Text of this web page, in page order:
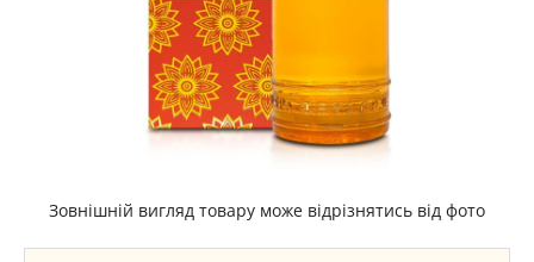
Зовнішній вигляд товару може відрізнятись від фото